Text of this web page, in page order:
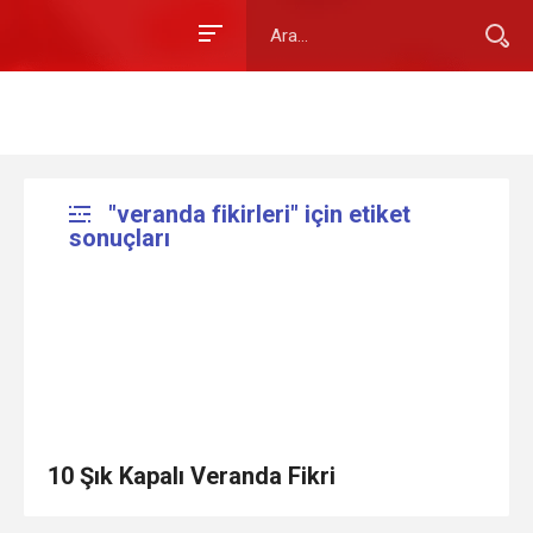
"veranda fikirleri" için etiket
sonuçları
10 Şık Kapalı Veranda Fikri